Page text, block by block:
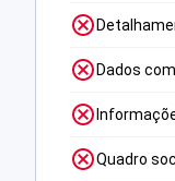
Dados
Quadro